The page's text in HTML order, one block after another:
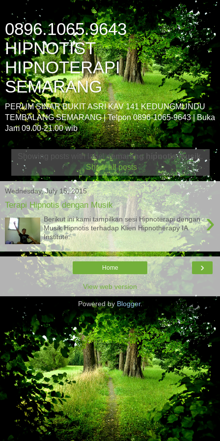
0896.1065.9643
HIPNOTIST
HIPNOTERAPI
SEMARANG
PERUM SINAR BUKIT ASRI KAV 141 KEDUNGMUNDU
TEMBALANG SEMARANG | Telpon 0896-1065-9643 | Buka
Jam 09.00-21.00 wib
Showing posts with labelsemarang hipnotis musik
Show all posts
Wednesday, July 15, 2015
Terapi Hipnotis dengan Musik
›
Berikut ini kami tampilkan sesi Hipnoterapi dengan
Musik Hipnotis terhadap Klien Hipnotherapy IA
Institute.
›
Home
View web version
Powered by Blogger.